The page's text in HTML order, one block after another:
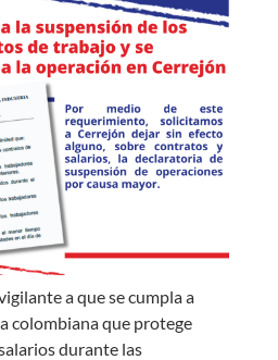
a que se cumpla a
colombiana que protege
durante las